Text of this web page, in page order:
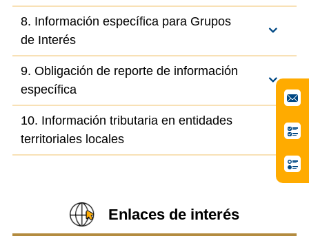
8. Información específica para Grupos
de Interés
9. Obligación de reporte de información
específica
10. Información tributaria en entidades
territoriales locales
Enlaces de interés